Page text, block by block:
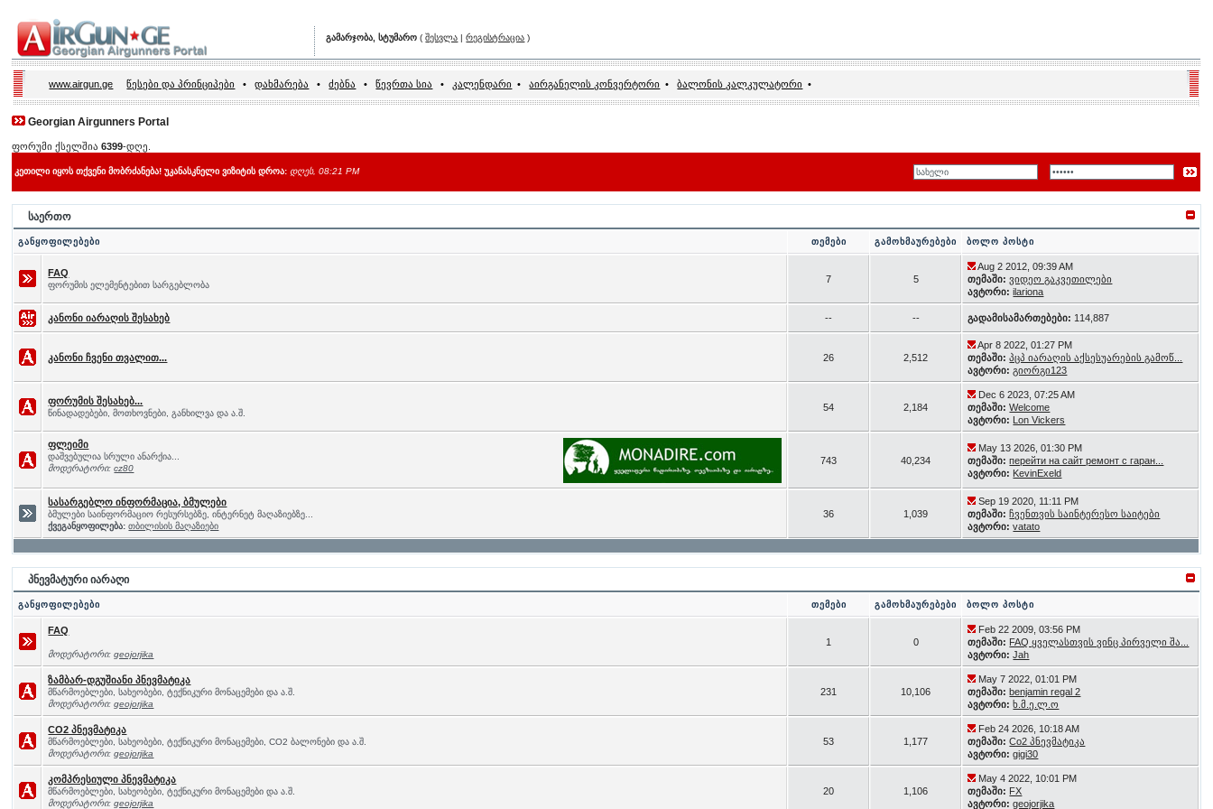
გამარჯობა, სტუმარო (შესვლა |რეგისტრაცია )
www.airgun.ge წესები და პრინციპები • დახმარება • ძებნა • წევრთა სია • კალენდარი • აირგანელის კონვერტორი • ბალონის კალკულატორი •
Georgian Airgunners Portal
ფორუმი ქსელშია6399-დღე.
კეთილი იყოს თქვენი მობრძანება! უკანასკნელი ვიზიტის დროა: დღეს, 08:21 PM
საერთო
განყოფილებები თემები გამოხმაურებები ბოლო პოსტი
FAQ
ფორუმის ელემენტებით სარგებლობა
7 5
Aug 2 2012, 09:39 AM
თემაში: ვიდეო გაკვეთილები
ავტორი: ilariona
კანონი იარაღის შესახებ -- -- გადამისამართებები: 114,887
კანონი ჩვენი თვალით... 26 2,512
Apr 8 2022, 01:27 PM
თემაში: პცპ იარაღის აქსესუარების გამოწ...
ავტორი: გიორგი123
ფორუმის შესახებ...
წინადადებები, მოთხოვნები, განხილვა და ა.შ.
54 2,184
Dec 6 2023, 07:25 AM
თემაში: Welcome
ავტორი: Lon Vickers
ფლეიმი
დაშვებულია სრული ანარქია...
მოდერატორი:cz80
743 40,234
May 13 2026, 01:30 PM
თემაში: перейти на сайт ремонт с гаран...
ავტორი: KevinExeld
სასარგებლო ინფორმაცია, ბმულები
ბმულები საინფორმაციო რესურსებზე, ინტერნეტ მაღაზიებზე...
ქვეგანყოფილება: თბილისის მაღაზიები
36 1,039
Sep 19 2020, 11:11 PM
თემაში: ჩვენთვის საინტერესო საიტები
ავტორი: vatato
პნევმატური იარაღი
განყოფილებები თემები გამოხმაურებები ბოლო პოსტი
FAQ
მოდერატორი:geojorjika
1 0
Feb 22 2009, 03:56 PM
თემაში: FAQ ყველასთვის ვინც პირველი შა...
ავტორი: Jah
ზამბარ-დგუშიანი პნევმატიკა
მწარმოებლები, სახეობები, ტექნიკური მონაცემები და ა.შ.
მოდერატორი:geojorjika
231 10,106
May 7 2022, 01:01 PM
თემაში: benjamin regal 2
ავტორი: ხ.მ.ე.ლ.ო
CO2 პნევმატიკა
მწარმოებლები, სახეობები, ტექნიკური მონაცემები, CO2 ბალონები და ა.შ.
მოდერატორი:geojorjika
53 1,177
Feb 24 2026, 10:18 AM
თემაში: Co2 პნევმატიკა
ავტორი: gigi30
კომპრესიული პნევმატიკა
მწარმოებლები, სახეობები, ტექნიკური მონაცემები და ა.შ.
მოდერატორი:geojorjika
20 1,106
May 4 2022, 10:01 PM
თემაში: FX
ავტორი: geojorjika